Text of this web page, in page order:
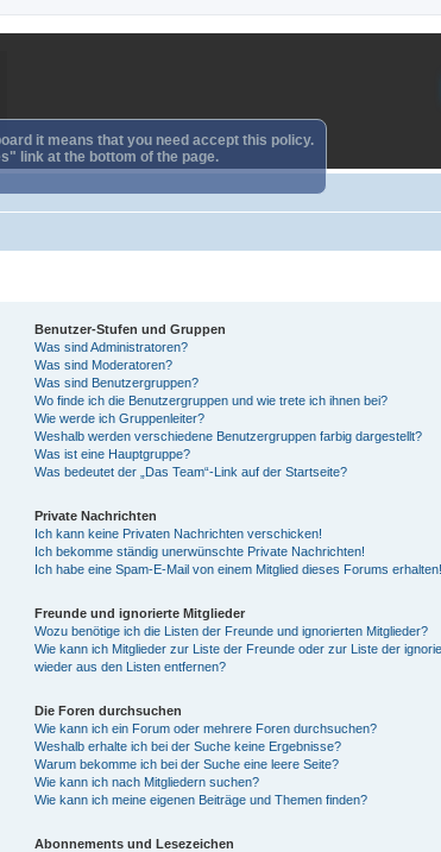
Benutzer-Stufen und Gruppen
Was sind Administratoren?
Was sind Moderatoren?
Was sind Benutzergruppen?
Wo finde ich die Benutzergruppen und wie trete ich ihnen bei?
Wie werde ich Gruppenleiter?
Weshalb werden verschiedene Benutzergruppen farbig dargestellt?
Was ist eine Hauptgruppe?
Was bedeutet der „Das Team“-Link auf der Startseite?
Private Nachrichten
Ich kann keine Privaten Nachrichten verschicken!
Ich bekomme ständig unerwünschte Private Nachrichten!
Ich habe eine Spam-E-Mail von einem Mitglied dieses Forums erhalten!
Freunde und ignorierte Mitglieder
Wozu benötige ich die Listen der Freunde und ignorierten Mitglieder?
Wie kann ich Mitglieder zur Liste der Freunde oder zur Liste der
wieder aus den Listen entfernen?
Die Foren durchsuchen
Wie kann ich ein Forum oder mehrere Foren durchsuchen?
Weshalb erhalte ich bei der Suche keine Ergebnisse?
Warum bekomme ich bei der Suche eine leere Seite?
Wie kann ich nach Mitgliedern suchen?
Wie kann ich meine eigenen Beiträge und Themen finden?
Abonnements und Lesezeichen
it means that you need accept this policy.
link at the bottom of the page.